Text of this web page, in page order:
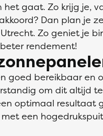
gaat. Zo krijg je,
Dan plan je
Zo geniet je
rendement!
goed bereikbaar en
om dit altijd
optimaal resultaat
een